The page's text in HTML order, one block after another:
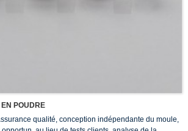
POUDRE
qualité, conception indépendante du moule,